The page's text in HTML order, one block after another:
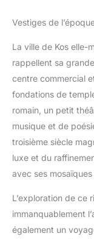
Vestiges de
La ville de Kos elle-
rappellent sa
centre commercial
fondations de
romain, un petit
musique et de
troisième siècle
luxe et du
avec ses
L’exploration de ce
immanquablement
également un